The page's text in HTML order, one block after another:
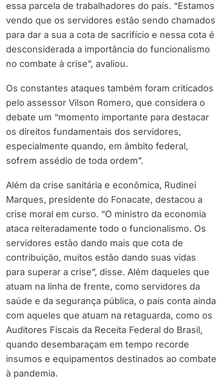
essa parcela de trabalhadores do país. “Estamos
vendo que os servidores estão sendo chamados
para dar a sua a cota de sacrifício e nessa cota é
desconsiderada a importância do funcionalismo
no combate à crise”, avaliou.
Os constantes ataques também foram criticados
pelo assessor Vilson Romero, que considera o
debate um “momento importante para destacar
os direitos fundamentais dos servidores,
especialmente quando, em âmbito federal,
sofrem assédio de toda ordem”.
Além da crise sanitária e econômica, Rudinei
Marques, presidente do Fonacate, destacou a
crise moral em curso. “O ministro da economia
ataca reiteradamente todo o funcionalismo. Os
servidores estão dando mais que cota de
contribuição, muitos estão dando suas vidas
para superar a crise”, disse. Além daqueles que
atuam na linha de frente, como servidores da
saúde e da segurança pública, o país conta ainda
com aqueles que atuam na retaguarda, como os
Auditores Fiscais da Receita Federal do Brasil,
quando desembaraçam em tempo recorde
insumos e equipamentos destinados ao combate
à pandemia.